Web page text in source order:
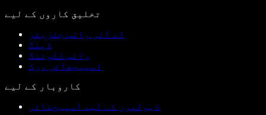
تخلیق کاروں کے لیے
اے آئی وائس جنریٹر
ڈبنگ
وائس کلوننگ
اسپیچفائی ورک
کاروبار کے لیے
ڈیولپرز کے لیے اسپیچفائی